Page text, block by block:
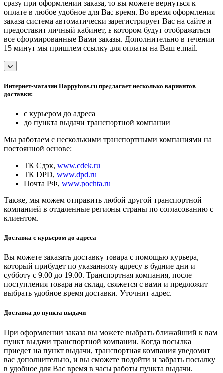
сразу при оформлении заказа, то вы можете вернуться к
оплате в любое удобное для Вас время. Во время оформления
заказа система автоматически зарегистрирует Вас на сайте и
предоставит личный кабинет, в котором будут отображаться
все сформированные Вами заказы. Дополнительно в течении
15 минут мы пришлем ссылку для оплаты на Ваш e.mail.
Интернет-магазин Happyfons.ru предлагает несколько вариантов
доставки:
с курьером до адреса
до пункта выдачи транспортной компании
Мы работаем с несколькими транспортными компаниями на
постоянной основе:
ТК Сдэк, www.cdek.ru
ТК DPD, www.dpd.ru
Почта РФ, www.pochta.ru
Также, мы можем отправить любой другой транспортной
компанией в отдаленные регионы страны по согласованию с
клиентом.
Доставка с курьером до адреса
Вы можете заказать доставку товара с помощью курьера,
который прибудет по указанному адресу в будние дни и
субботу с 9.00 до 19.00. Транспортная компания, после
поступления товара на склад, свяжется с вами и предложит
выбрать удобное время доставки. Уточнит адрес.
Доставка до пункта выдачи
При оформлении заказа вы можете выбрать ближайший к вам
пункт выдачи транспортной компании. Когда посылка
приедет на пункт выдачи, транспортная компания уведомит
вас дополнительно, и вы сможете подойти и забрать посылку
в удобное для Вас время в часы работы пункта выдачи.